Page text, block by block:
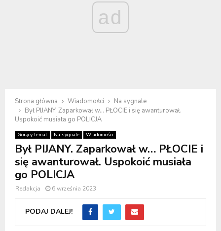
ad
Strona główna Wiadomości
Na sygnale
Był PIJANY. Zaparkował w… PŁOCIE i się awanturował.
Uspokoić musiała go POLICJA
Gorący temat Na sygnale Wiadomości
Był PIJANY. Zaparkował w… PŁOCIE i
się awanturował. Uspokoić musiała
go POLICJA
Redakcja 6 września 2023
PODAJ DALEJ!